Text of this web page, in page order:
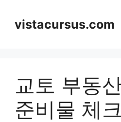
contentvistacursus.com
교토 부동
준비물 체